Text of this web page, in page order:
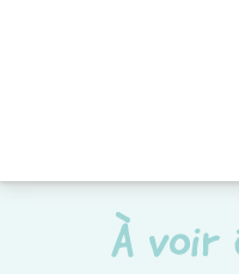
À voir